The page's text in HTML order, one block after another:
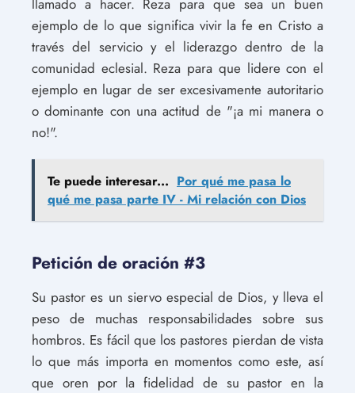
ejemplo de lo que significa vivir la fe en Cristo a
través del servicio y el liderazgo dentro de la
comunidad eclesial. Reza para que lidere con el
ejemplo en lugar de ser excesivamente autoritario
o dominante con una actitud de "¡a mi manera o
no!".
Te puede interesar... Por qué me pasa lo
qué me pasa parte IV - Mi relación con Dios
Petición de oración #3
Su pastor es un siervo especial de Dios, y lleva el
peso de muchas responsabilidades sobre sus
hombros. Es fácil que los pastores pierdan de vista
lo que más importa en momentos como este, así
que oren por la fidelidad de su pastor en la